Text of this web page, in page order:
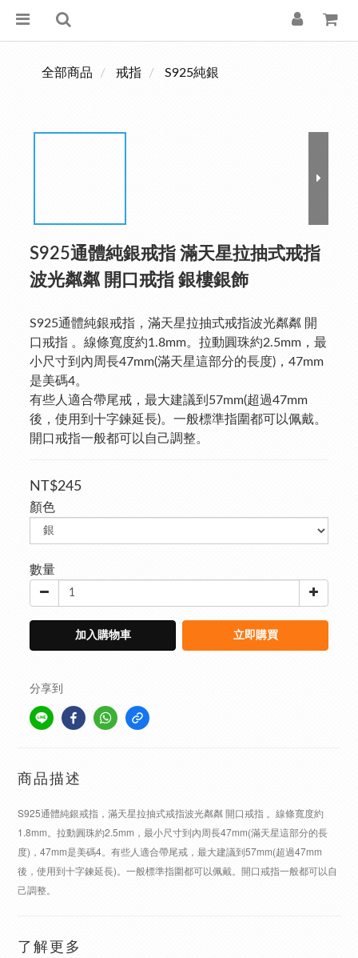
全部商品 戒指 S925純銀
S925通體純銀戒指 滿天星拉抽式戒指
波光粼粼 開口戒指 銀樓銀飾
S925通體純銀戒指，滿天星拉抽式戒指波光粼粼 開
口戒指 。線條寬度約1.8mm。拉動圓珠約2.5mm，最
小尺寸到內周長47mm(滿天星這部分的長度)，47mm
是美碼4。
有些人適合帶尾戒，最大建議到57mm(超過47mm
後，使用到十字鍊延長)。一般標準指圍都可以佩戴。
開口戒指一般都可以自己調整。
NT$245
顏色
數量
加入購物車 立即購買
分享到
商品描述
S925通體純銀戒指，滿天星拉抽式戒指波光粼粼 開口戒指 。線條寬度約
1.8mm。拉動圓珠約2.5mm，最小尺寸到內周長47mm(滿天星這部分的長
度)，47mm是美碼4。有些人適合帶尾戒，最大建議到57mm(超過47mm
後，使用到十字鍊延長)。一般標準指圍都可以佩戴。開口戒指一般都可以自
己調整。
了解更多